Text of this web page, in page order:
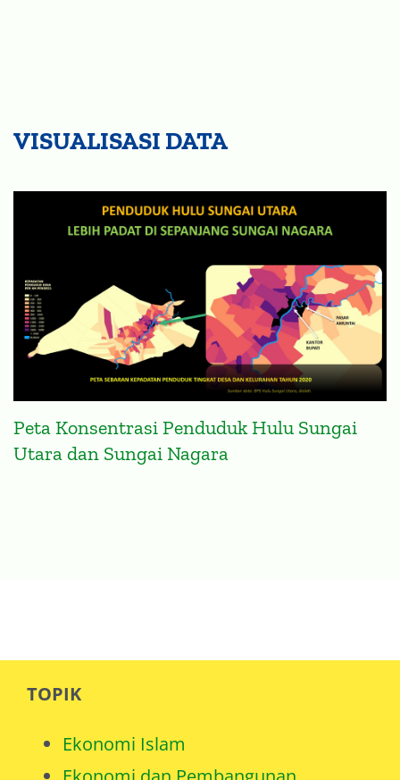
VISUALISASI DATA
Peta Konsentrasi Penduduk Hulu Sungai
Utara dan Sungai Nagara
TOPIK
Ekonomi Islam